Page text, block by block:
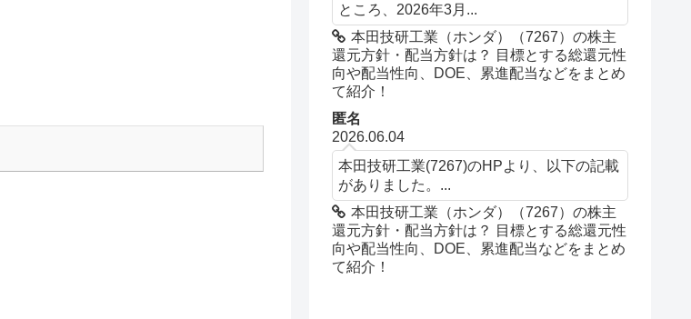
ところ、2026年3月...
本田技研工業（ホンダ）（7267）の株主
還元方針・配当方針は？ 目標とする総還元性
向や配当性向、DOE、累進配当などをまとめ
て紹介！
匿名
2026.06.04
本田技研工業(7267)のHPより、以下の記載
がありました。...
本田技研工業（ホンダ）（7267）の株主
還元方針・配当方針は？ 目標とする総還元性
向や配当性向、DOE、累進配当などをまとめ
て紹介！